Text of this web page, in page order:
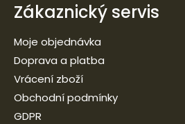
Zákaznický servis
Moje objednávka
Doprava a platba
Vrácení zboží
Obchodní podmínky
GDPR